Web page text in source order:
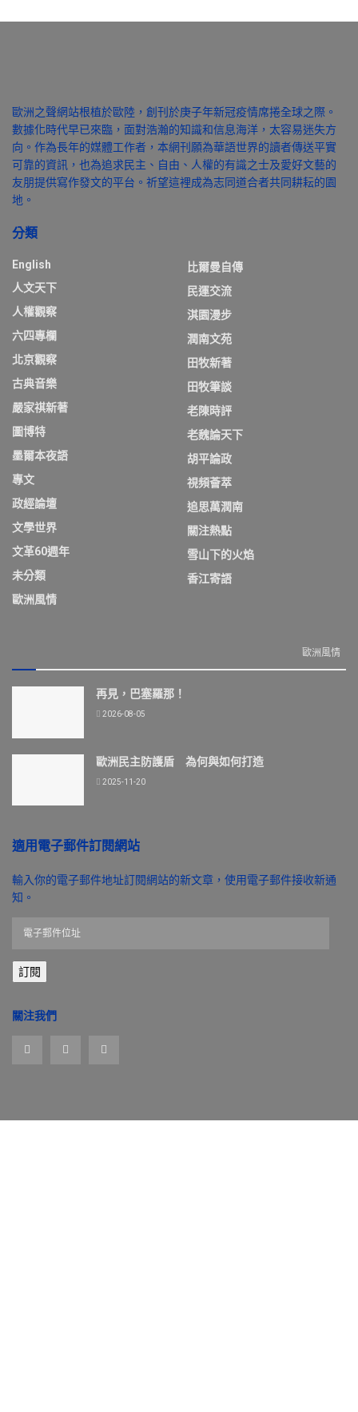
歐洲之聲網站根植於歐陸，創刊於庚子年新冠疫情席捲全球之際。
數據化時代早已來臨，面對浩瀚的知識和信息海洋，太容易迷失方
向。作為長年的媒體工作者，本網刊願為華語世界的讀者傳送平實
可靠的資訊，也為追求民主、自由、人權的有識之士及愛好文藝的
友朋提供寫作發文的平台。祈望這裡成為志同道合者共同耕耘的園
地。
分類
English
人文天下
人權觀察
六四專欄
北京觀察
古典音樂
嚴家祺新著
圖博特
墨爾本夜語
專文
政經論壇
文學世界
文革60週年
未分類
歐洲風情
比爾曼自傳
民運交流
淇園漫步
潤南文苑
田牧新著
田牧筆談
老陳時評
老魏論天下
胡平論政
視頻薈萃
追思萬潤南
關注熱點
雪山下的火焰
香江寄語
歐洲風情
再見，巴塞羅那！
2026-08-05
歐洲民主防護盾 為何與如何打造
2025-11-20
適用電子郵件訂閱網站
輸入你的電子郵件地址訂閱網站的新文章，使用電子郵件接收新通
知。
郵
件
址
訂閱
關注我們